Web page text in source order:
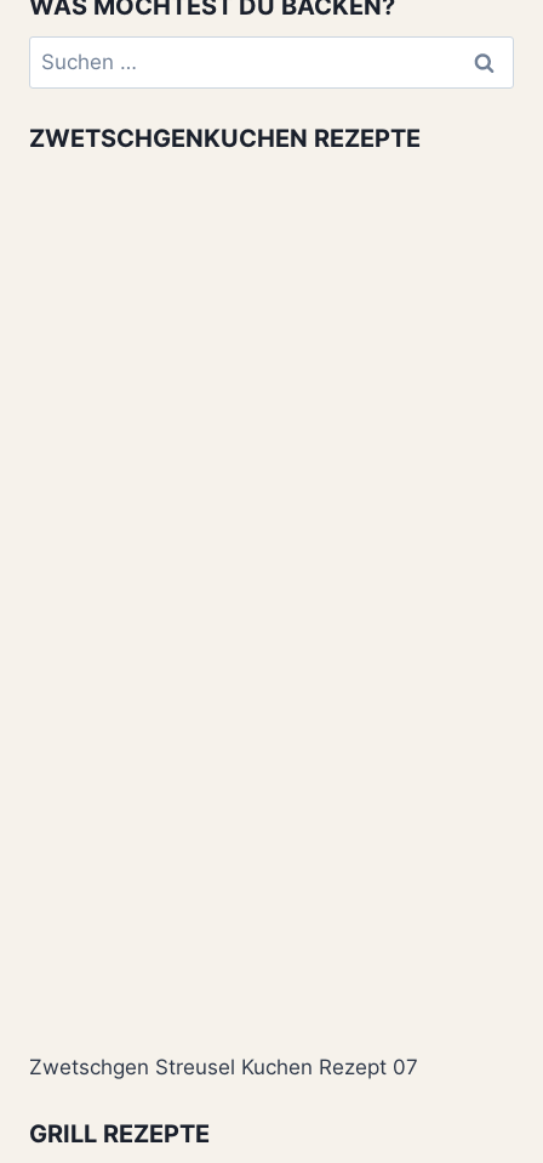
WAS MÖCHTEST DU BACKEN?
Suchen
nach:
ZWETSCHGENKUCHEN REZEPTE
Zwetschgen Streusel Kuchen Rezept 07
GRILL REZEPTE